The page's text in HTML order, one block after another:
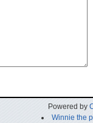
Powered by
Winnie the